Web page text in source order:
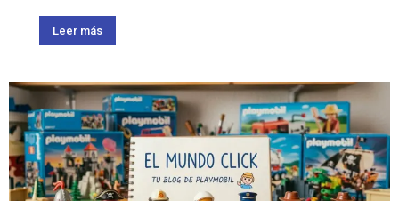
Leer más